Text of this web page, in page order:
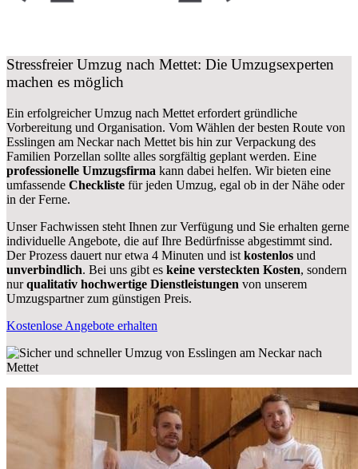
Stressfreier Umzug nach Mettet: Die Umzugsexperten
machen es möglich
Ein erfolgreicher Umzug nach Mettet erfordert gründliche
Vorbereitung und Organisation. Vom Wählen der besten Route von
Esslingen am Neckar nach Mettet bis hin zur Verpackung des
Familien Porzellan sollte alles sorgfältig geplant werden. Eine
professionelle Umzugsfirma kann dabei helfen. Wir bieten eine
umfassende Checkliste für jeden Umzug, egal ob in der Nähe oder
in der Ferne.
Unser Fachwissen steht Ihnen zur Verfügung und Sie erhalten gerne
individuelle Angebote, die auf Ihre Bedürfnisse abgestimmt sind.
Der Prozess dauert nur etwa 4 Minuten und ist kostenlos und
unverbindlich. Bei uns gibt es keine versteckten Kosten, sondern
nurqualitativ hochwertige Dienstleistungen von unserem
Umzugspartner zum günstigen Preis.
Kostenlose Angebote erhalten